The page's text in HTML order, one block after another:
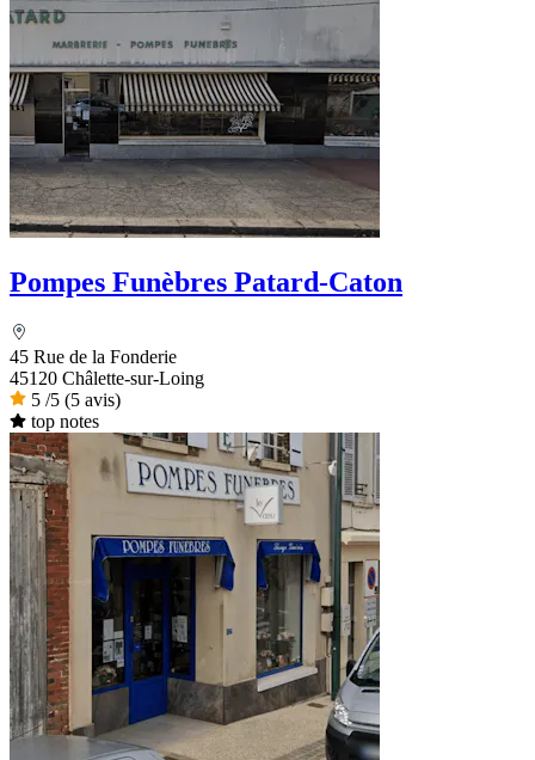
Pompes Funèbres Patard-Caton
45 Rue de la Fonderie
45120 Châlette-sur-Loing
5 /5 (5 avis)
top notes